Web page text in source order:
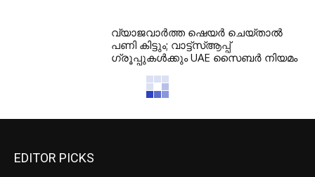
വ്യാജവാർത്ത ഷെയർ ചെയ്താൽ
പണി കിട്ടും; വാട്ട്‌സ്ആപ്പ്
ഗ്രൂപ്പുകൾക്കും UAE സൈബർ നിയമം
EDITOR PICKS